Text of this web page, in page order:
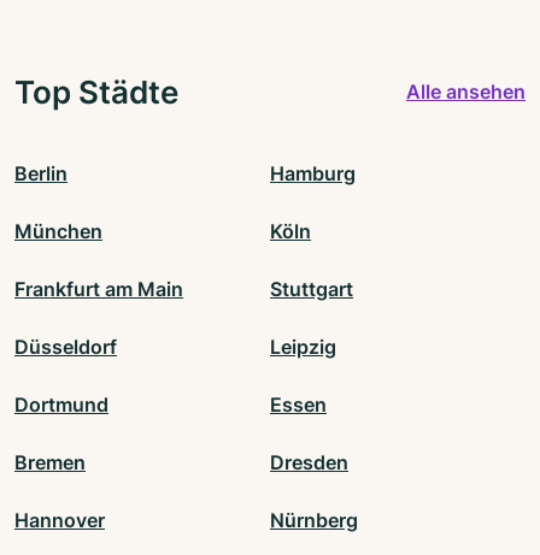
Top Städte Alle ansehen
Berlin Hamburg
München Köln
Frankfurt am Main Stuttgart
Düsseldorf Leipzig
Dortmund Essen
Bremen Dresden
Hannover Nürnberg